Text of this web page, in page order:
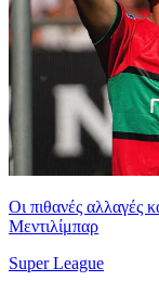
Οι πιθανές αλλαγές
Μεντιλίμπαρ
Super League